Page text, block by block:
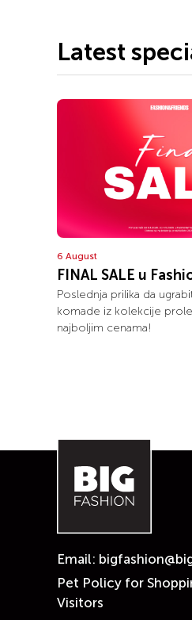
Latest
6 August
FINAL SALE u
Poslednja prilika da
komade iz kolekcije
najboljim cenama!
Email:
Pet Policy for
Visitors